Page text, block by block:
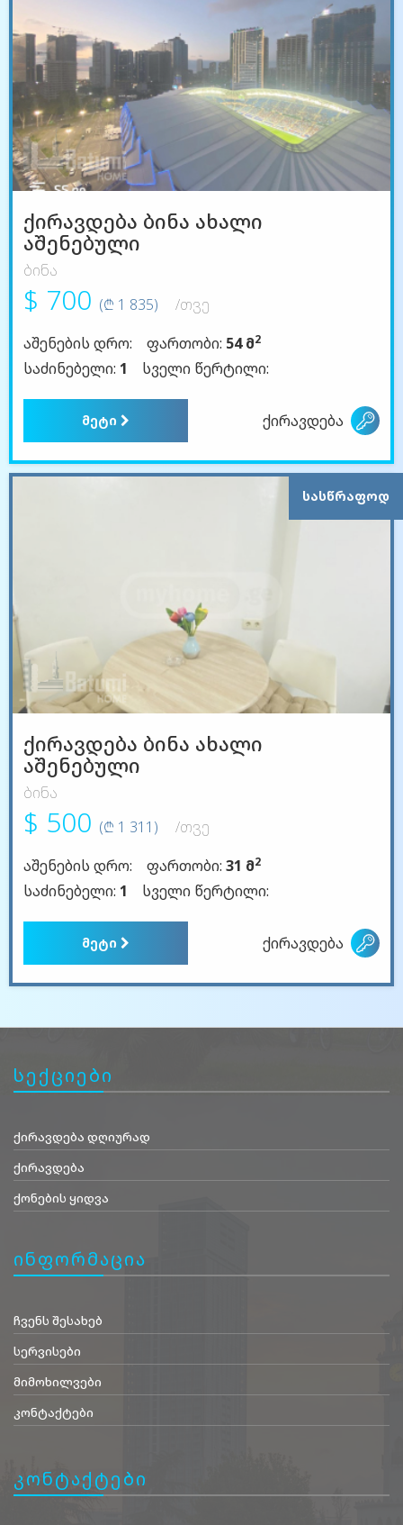
ქირავდება ბინა ახალი
აშენებული
ბინა
$ 700 (₾ 1 835)
/თვე
აშენების დრო:
ფართობი: 54 მ2
საძინებელი: 1 სველი წერტილი:
მეტი ქირავდება
ᲡᲐᲡᲬᲠᲐᲤᲝᲓ
ქირავდება ბინა ახალი
აშენებული
ბინა
$ 500 (₾ 1 311)
/თვე
აშენების დრო:
ფართობი: 31 მ2
საძინებელი: 1 სველი წერტილი:
მეტი ქირავდება
სექციები
ქირავდება დღიურად
ქირავდება
ქონების ყიდვა
ინფორმაცია
ჩვენს შესახებ
სერვისები
მიმოხილვები
კონტაქტები
კონტაქტები